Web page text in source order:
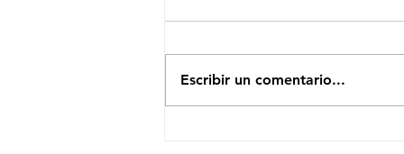
Escribir un comentario...